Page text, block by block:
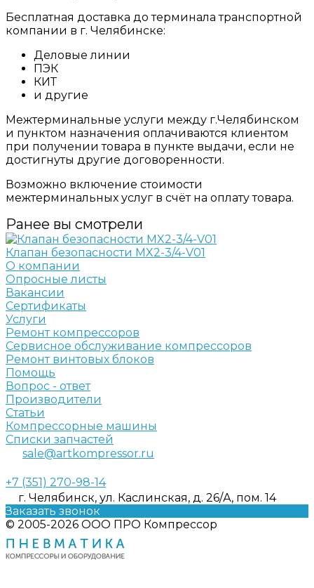
Бесплатная доставка до терминала транспортной
компании в г. Челябинске:
Деловые линии
ПЭК
КИТ
и другие
Межтерминальные услуги между г.Челябинском
и пунктом назначения оплачиваются клиентом
при получении товара в пункте выдачи, если не
достигнуты другие договоренности.
Возможно включение стоимости
межтерминальных услуг в счёт на оплату товара.
Ранее вы смотрели
Клапан безопасности MX2-3/4-V01
О компании
Опросные листы
Вакансии
Сертификаты
Услуги
Ремонт компрессоров
Сервисное обслуживание компрессоров
Ремонт винтовых блоков
Помощь
Вопрос - ответ
Производители
Статьи
Компрессорные машины
Списки запчастей
sale@artkompressor.ru
+7 (351) 270-98-14
г. Челябинск, ул. Каслинская, д. 26/А, пом. 14
Заказать звонок
© 2005-2026 ООО ПРО Компрессор